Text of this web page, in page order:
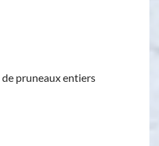
de pruneaux entiers